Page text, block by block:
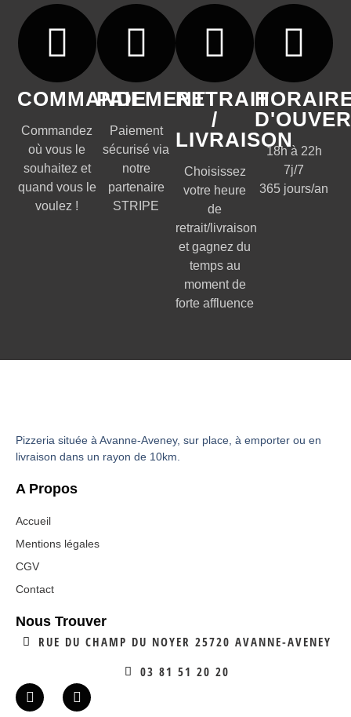
COMMANDE
Commandez
où vous le
souhaitez et
quand vous le
voulez !
PAIEMENT
Paiement
sécurisé via
notre
partenaire
STRIPE
RETRAIT
/
LIVRAISON
Choisissez
votre heure
de
retrait/livraison
et gagnez du
temps au
moment de
forte affluence
18h à 22h
7j/7
365 jours/an
Pizzeria située à Avanne-Aveney, sur place, à emporter ou en
livraison dans un rayon de 10km.
A Propos
Accueil
Mentions légales
CGV
Contact
Nous Trouver
RUE DU CHAMP DU NOYER 25720 AVANNE-AVENEY
03 81 51 20 20